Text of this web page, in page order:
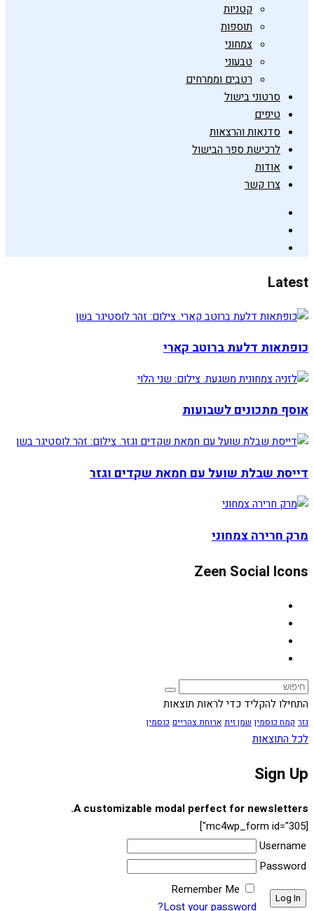
קטניות
תוספות
צמחוני
טבעוני
רטבים וממרחים
סרטוני בישול
טיפים
סדנאות והרצאות
לרכישת ספר הבישול
אודות
צרו קשר
Latest
כופתאות דלעת ברוטב קארי
אוסף מתכונים לשבועות
דייסת שבלת שועל עם חמאת שקדים וגזר
מרק חרירה צמחוני
Zeen Social Icons
התחילו להקליד כדי לראות תוצאות
גזר קמח כוסמין שמן זית ארוחת צהריים כוסמין
לכל התוצאות
Sign Up
A customizable modal perfect for newsletters.
[mc4wp_form id="305"]
Username
Password
Remember Me
Lost your password?